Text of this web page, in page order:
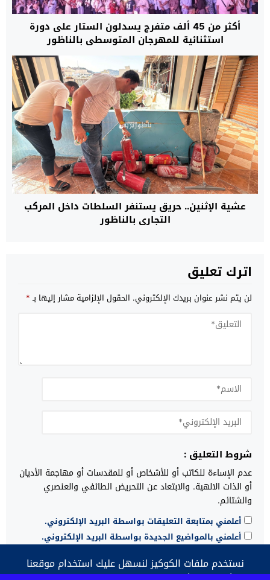
أكثر من 45 ألف متفرج يسدلون الستار على دورة
استثنائية للمهرجان المتوسطي بالناظور
عشية الإثنين.. حريق يستنفر السلطات داخل المركب
التجاري بالناظور
اترك تعليق
لن يتم نشر عنوان بريدك الإلكتروني. الحقول الإلزامية مشار إليها بـ*
شروط التعليق :
عدم الإساءة للكاتب أو للأشخاص أو للمقدسات أو مهاجمة الأديان
أو الذات الالهية. والابتعاد عن التحريض الطائفي والعنصري
والشتائم.
أعلمني بمتابعة التعليقات بواسطة البريد الإلكتروني.
أعلمني بالمواضيع الجديدة بواسطة البريد الإلكتروني.
نستخدم ملفات الكوكيز لنسهل عليك استخدام موقعنا